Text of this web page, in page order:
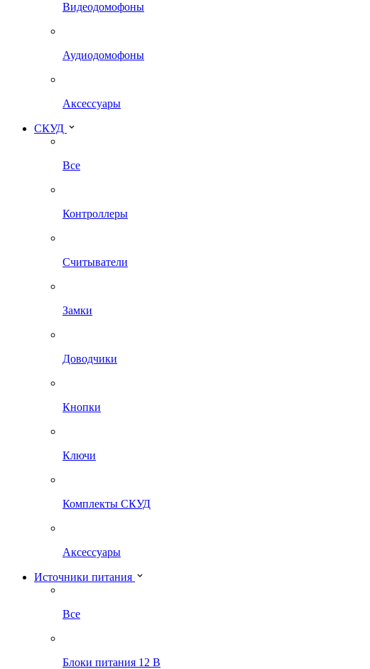
Видеодомофоны
Аудиодомофоны
Аксессуары
СКУД
Все
Контроллеры
Считыватели
Замки
Доводчики
Кнопки
Ключи
Комплекты СКУД
Аксессуары
Источники питания
Все
Блоки питания 12 В